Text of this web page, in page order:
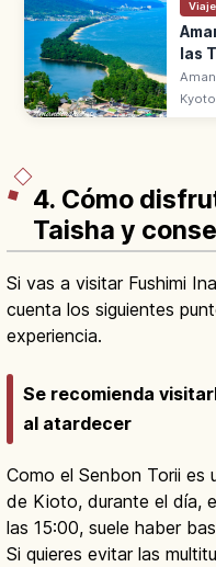
Viaje
las
de
Kyoto
4. Cómo
Taisha y
Si vas a visitar Fushimi
cuenta los siguientes
experiencia.
Se recomienda
al atardecer
Como el Senbon Torii es
de Kioto, durante el día,
las 15:00, suele haber
Si quieres evitar las